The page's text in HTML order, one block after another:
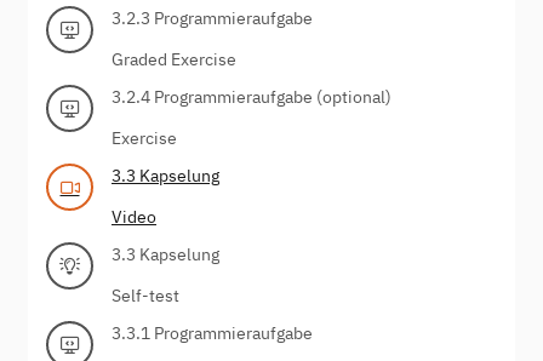
3.2.3 Programmieraufgabe
Graded Exercise
3.2.4 Programmieraufgabe (optional)
Exercise
3.3 Kapselung
Video
3.3 Kapselung
Self-test
3.3.1 Programmieraufgabe